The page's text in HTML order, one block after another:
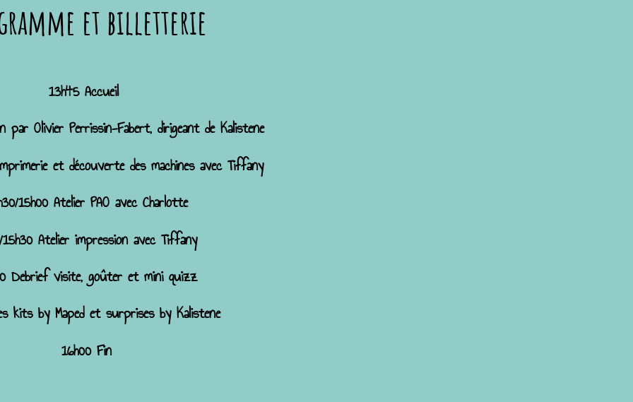
et billetterie
13h45 Accueil
par Olivier Perrissin-Fabert, dirigeant de Kalistene
et découverte des machines avec Tiffany
15h00 Atelier PAO avec Charlotte
15h30 Atelier impression avec Tiffany
Debrief visite, goûter et mini quizz
kits by Maped et surprises by Kalistene
16h00 Fin